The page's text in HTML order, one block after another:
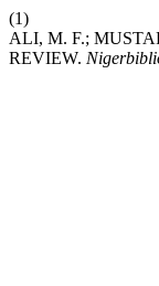
(1)
ALI, M. F.;
REVIEW.